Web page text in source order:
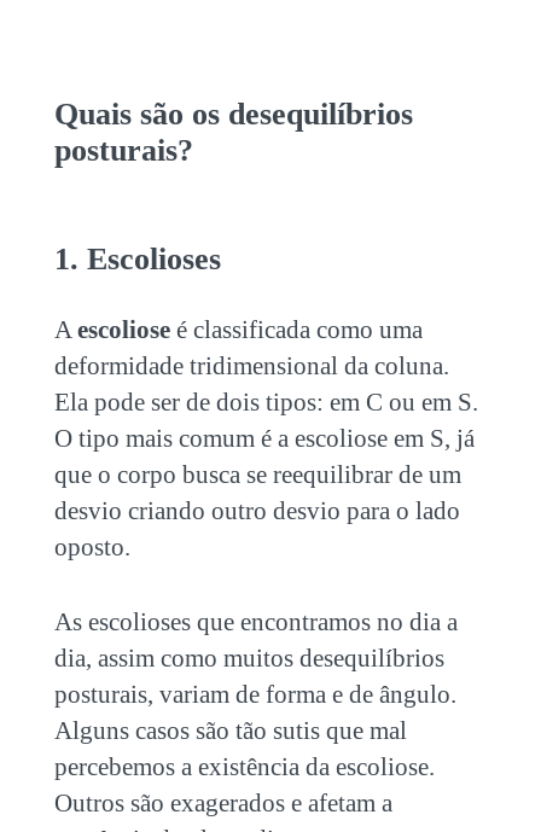
Quais são os desequilíbrios
posturais?
1. Escolioses
Aescolioseé classificada como uma
deformidade tridimensional da coluna.
Ela pode ser de dois tipos: em C ou em S.
O tipo mais comum é a escoliose em S, já
que o corpo busca se reequilibrar de um
desvio criando outro desvio para o lado
oposto.
As escolioses que encontramos no dia a
dia, assim como muitos desequilíbrios
posturais, variam de forma e de ângulo.
Alguns casos são tão sutis que mal
percebemos a existência da escoliose.
Outros são exagerados e afetam a